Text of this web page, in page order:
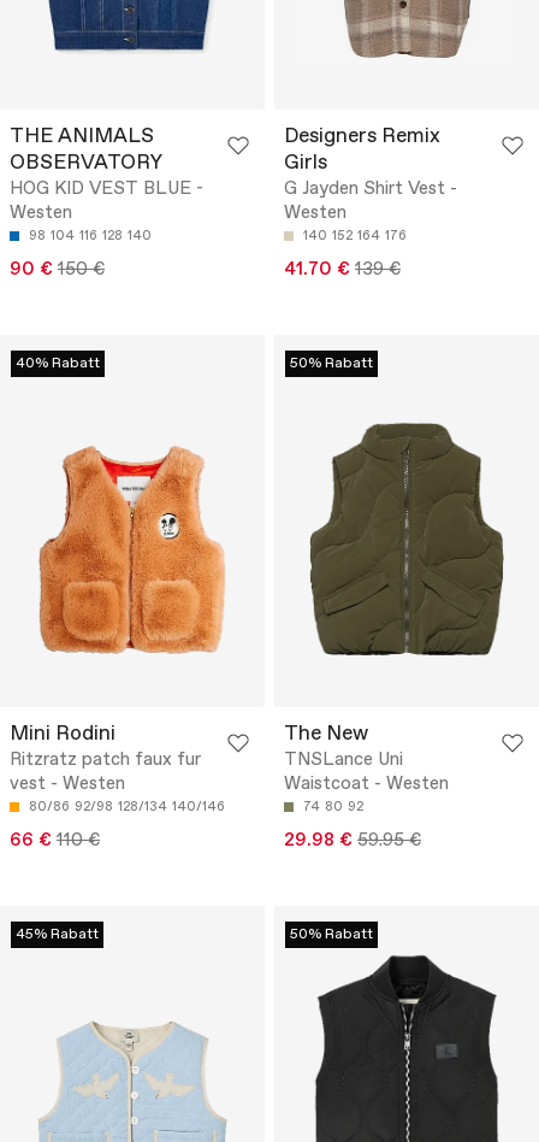
THE ANIMALS
OBSERVATORY
HOG KID VEST BLUE -
Westen
98 104 116 128 140
90 € 150 €
Designers Remix
Girls
G Jayden Shirt Vest -
Westen
140 152 164 176
41.70 € 139 €
40% Rabatt
Mini Rodini
Ritzratz patch faux fur
vest - Westen
80/86 92/98 128/134 140/146
66 € 110 €
50% Rabatt
The New
TNSLance Uni
Waistcoat - Westen
74 80 92
29.98 € 59.95 €
45% Rabatt 50% Rabatt